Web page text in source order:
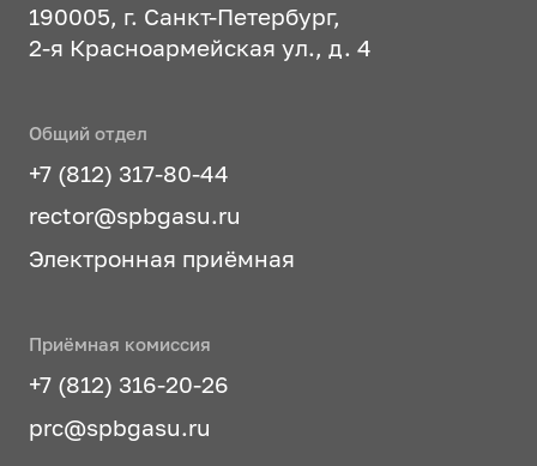
190005, г. Санкт-Петербург,
2-я Красноармейская ул., д. 4
Общий отдел
+7 (812) 317-80-44
rector@spbgasu.ru
Электронная приёмная
Приёмная комиссия
+7 (812) 316-20-26
prc@spbgasu.ru